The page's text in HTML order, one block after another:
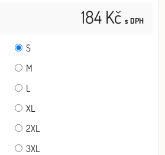
184 Kč s DPH
S
M
L
XL
2XL
3XL